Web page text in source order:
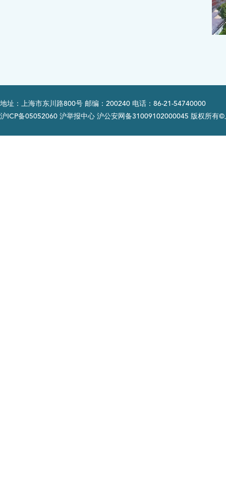
地址：上海市东川路800号 邮编：200240 电话：86-21-54740000
沪ICP备05052060 沪举报中心 沪公安网备31009102000045 版权所有©